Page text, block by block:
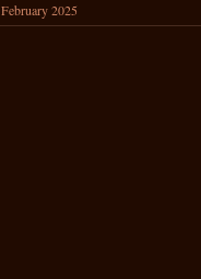
February 2025